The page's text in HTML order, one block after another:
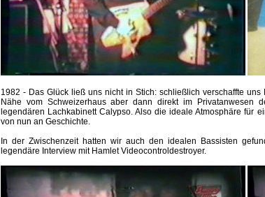
1982 - Das Glück ließ uns nicht in Stich: schließlich verschaffte
Nähe vom Schweizerhaus aber dann direkt im Privatanwesen
legendären Lachkabinett Calypso. Also die ideale Atmosphäre für
von nun an Geschichte.
In der Zwischenzeit hatten wir auch den idealen Bassisten
legendäre Interview mit Hamlet Videocontroldestroyer.